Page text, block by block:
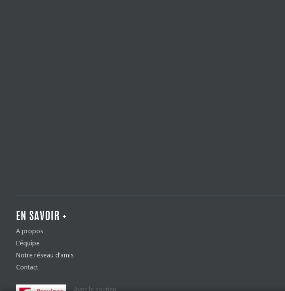
EN SAVOIR +
A propos
L’équipe
Notre réseau d’amis
Contact
Avec le soutien